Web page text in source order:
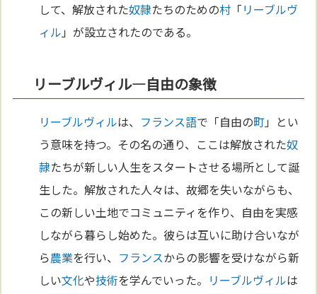
して、解放された奴隷たちのための村 「リーブルヴ
ィル 」が設立されたのである。
リーブルヴィル—自由の象徴
リーブルヴィルは、 フランス語で「自由の町」とい
う意味を持つ。その名の通り、ここは解放された奴
隷たちが新しい人生をスタートさせる場所として誕
生した。解放された人々は、故郷を失いながらも、
この新しい土地でコミュニティを作り、自由を実感
しながら暮らし始めた。彼らは互いに助け合いなが
ら農業を行い、 フランスからの影響を受けながら新
しい文化や技術を学んでいった。 リーブルヴィルは